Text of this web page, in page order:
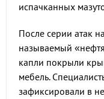
испачканных
После серии атак
называемый
капли покрыли
мебель.
зафиксировали в